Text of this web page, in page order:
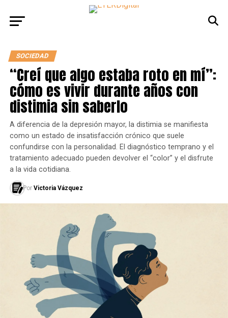
SOCIEDAD
“Creí que algo estaba roto en mí”:
cómo es vivir durante años con
distimia sin saberlo
A diferencia de la depresión mayor, la distimia se manifiesta
como un estado de insatisfacción crónico que suele
confundirse con la personalidad. El diagnóstico temprano y el
tratamiento adecuado pueden devolver el “color” y el disfrute
a la vida cotidiana.
Por Victoria Vázquez